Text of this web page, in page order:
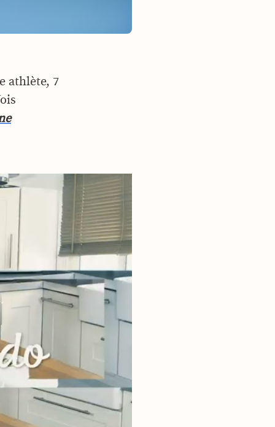
athlète, 7